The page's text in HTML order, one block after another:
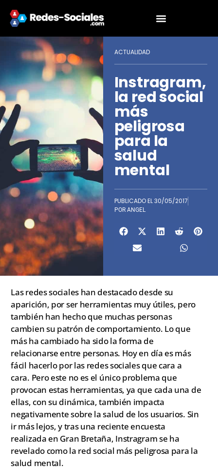
ACTUALIDAD
Instragram,
la red social
más
peligrosa
para la
salud
mental
PUBLICADO EL30/05/2017
POR ANGEL
Las redes sociales han destacado desde su
aparición, por ser herramientas muy útiles, pero
también han hecho que muchas personas
cambien su patrón de comportamiento. Lo que
más ha cambiado ha sido la forma de
relacionarse entre personas. Hoy en día es más
fácil hacerlo por las redes sociales que cara a
cara. Pero este no es el único problema que
provocan estas herramientas, ya que cada una de
ellas, con su dinámica, también impacta
negativamente sobre la salud de los usuarios. Sin
ir más lejos, y tras una reciente encuesta
realizada en Gran Bretaña, Instragram se ha
revelado como la red social más peligrosa para la
salud mental.